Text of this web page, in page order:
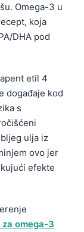
Omega-3 u
koja
DHA pod
etil 4
događaje kod
s
ulja iz
ovo jer
efekte
omega-3